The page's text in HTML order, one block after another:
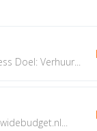
Doel: Verhuur...